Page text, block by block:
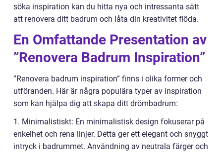
söka inspiration kan du hitta nya och intressanta sätt
att renovera ditt badrum och låta din kreativitet flöda.
En Omfattande Presentation av
”Renovera Badrum Inspiration”
”Renovera badrum inspiration” finns i olika former och
utföranden. Här är några populära typer av inspiration
som kan hjälpa dig att skapa ditt drömbadrum:
1. Minimalistiskt: En minimalistisk design fokuserar på
enkelhet och rena linjer. Detta ger ett elegant och snyggt
intryck i badrummet. Användning av neutrala färger och